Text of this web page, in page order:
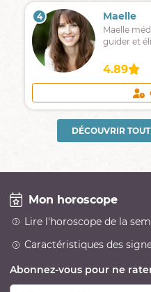
4 Maelle
Maelle médium
guider et
4.89
DÉCOUVRIR
Mon horoscope
Lire l'horoscope de la
Caractéristiques des
Abonnez-vous pour ne